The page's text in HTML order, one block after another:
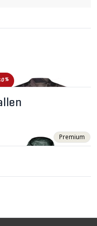
Fragments
Premium